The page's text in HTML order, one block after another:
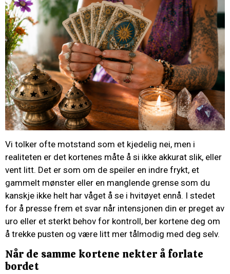
Vi tolker ofte motstand som et kjedelig nei, men i
realiteten er det kortenes måte å si ikke akkurat slik, eller
vent litt. Det er som om de speiler en indre frykt, et
gammelt mønster eller en manglende grense som du
kanskje ikke helt har våget å se i hvitøyet ennå. I stedet
for å presse frem et svar når intensjonen din er preget av
uro eller et sterkt behov for kontroll, ber kortene deg om
å trekke pusten og være litt mer tålmodig med deg selv.
Når de samme kortene nekter å forlate
bordet